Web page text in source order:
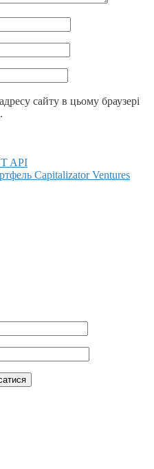
сайту в цьому браузері
API
Capitalizator Ventures